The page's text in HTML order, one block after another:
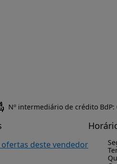
Nº intermediário de crédito BdP:
ofertas deste vendedor